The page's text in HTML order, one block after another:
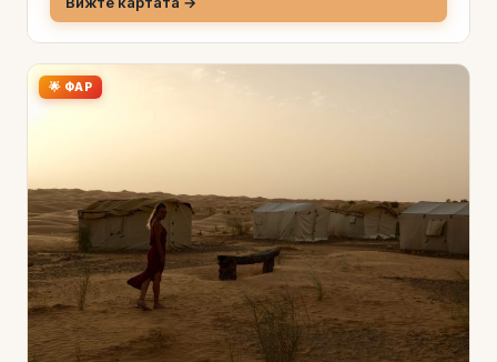
🌟 ФАР